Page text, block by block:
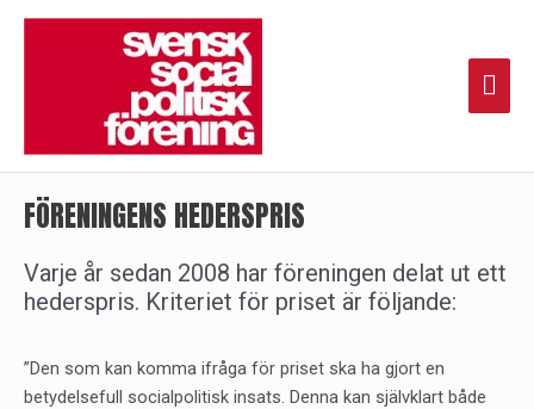
Hoppa
FÖRENINGENS HEDERSPRIS
Varje år sedan 2008 har föreningen delat ut ett
hederspris. Kriteriet för priset är följande:
”Den som kan komma ifråga för priset ska ha gjort en
betydelsefull socialpolitisk insats. Denna kan självklart både